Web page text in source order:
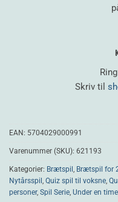
Skriv til
EAN: 5704029000991
Varenummer (SKU): 621193
Kategorier: Brætspil , Brætspil for
Nytårsspil , Quiz spil til voksne,
personer, Spil Serie, Under en time